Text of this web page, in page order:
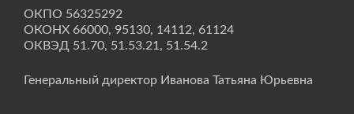
ОКПО 56325292
ОКОНХ 66000, 95130, 14112, 61124
ОКВЭД 51.70, 51.53.21, 51.54.2
Генеральный директор Иванова Татьяна Юрьевна